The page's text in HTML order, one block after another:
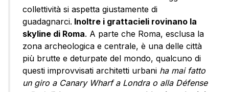
collettività si aspetta giustamente di
guadagnarci. Inoltre i grattacieli rovinano la
skyline di Roma. A parte che Roma, esclusa la
zona archeologica e centrale, è una delle città
più brutte e deturpate del mondo, qualcuno di
questi improvvisati architetti urbani ha mai fatto
un giro a Canary Wharf a Londra o alla Défense